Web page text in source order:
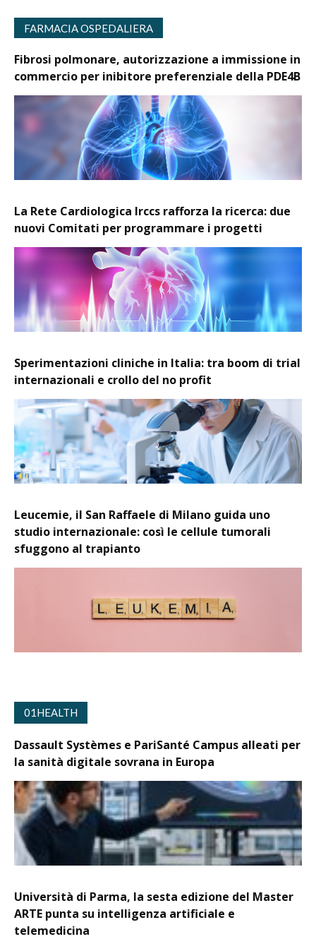
FARMACIA OSPEDALIERA
Fibrosi polmonare, autorizzazione a immissione in
commercio per inibitore preferenziale della PDE4B
La Rete Cardiologica Irccs rafforza la ricerca: due
nuovi Comitati per programmare i progetti
Sperimentazioni cliniche in Italia: tra boom di trial
internazionali e crollo del no profit
Leucemie, il San Raffaele di Milano guida uno
studio internazionale: così le cellule tumorali
sfuggono al trapianto
01HEALTH
Dassault Systèmes e PariSanté Campus alleati per
la sanità digitale sovrana in Europa
Università di Parma, la sesta edizione del Master
ARTE punta su intelligenza artificiale e
telemedicina